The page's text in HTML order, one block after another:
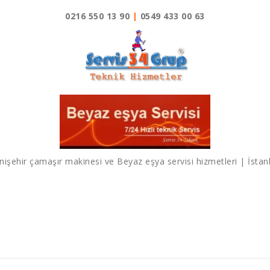
0216 550 13 90 | 0549 433 00 63
çamaşır makinesi ve Beyaz eşya servisi hizmetleri |